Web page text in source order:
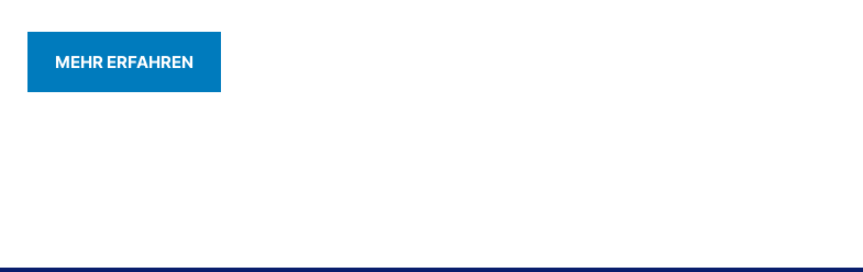
MEHR ERFAHREN